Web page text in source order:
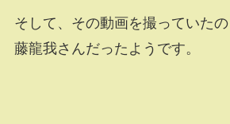
そして、その動画を撮っていた
藤龍我さんだったようです。